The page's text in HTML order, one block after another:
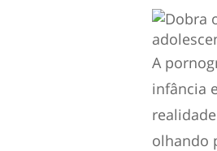
A
infância
olhando